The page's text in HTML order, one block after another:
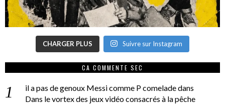
CHARGER PLUS Suivre sur Instagram
CA COMMENTE SEC
il a pas de genoux Messi comme P comeladedans
Dans le vortex des jeux vidéo consacrés à la pêche